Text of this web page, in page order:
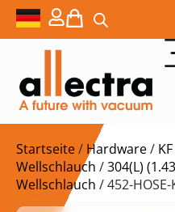
Startseite/ Hardware/
Wellschlauch /304(L)
Wellschlauch / 452-